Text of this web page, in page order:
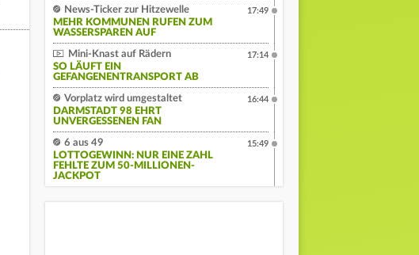
News-Ticker zur Hitzewelle
MEHR KOMMUNEN RUFEN ZUM
WASSERSPAREN AUF
17:49
Mini-Knast auf Rädern
SO LÄUFT EIN
GEFANGENENTRANSPORT AB
17:14
Vorplatz wird umgestaltet
DARMSTADT 98 EHRT
UNVERGESSENEN FAN
16:44
6 aus 49
LOTTOGEWINN: NUR EINE ZAHL
FEHLTE ZUM 50-MILLIONEN-
JACKPOT
15:49